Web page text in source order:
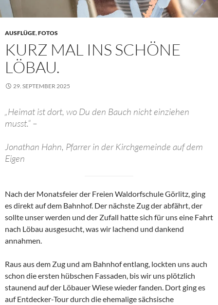
AUSFLÜGE,FOTOS
KURZ MAL INS SCHÖNE
LÖBAU.
29. SEPTEMBER 2025
„Heimat ist dort, wo Du den Bauch nicht einziehen
musst.“ –
Jonathan Hahn, Pfarrer in der Kirchgemeinde auf dem
Eigen
Nach der Monatsfeier der Freien Waldorfschule Görlitz, ging
es direkt auf dem Bahnhof. Der nächste Zug der abfährt, der
sollte unser werden und der Zufall hatte sich für uns eine Fahrt
nach Löbau ausgesucht, was wir lachend und dankend
annahmen.
Raus aus dem Zug und am Bahnhof entlang, lockten uns auch
schon die ersten hübschen Fassaden, bis wir uns plötzlich
staunend auf der Löbauer Wiese wieder fanden. Dort ging es
auf Entdecker-Tour durch die ehemalige sächsische